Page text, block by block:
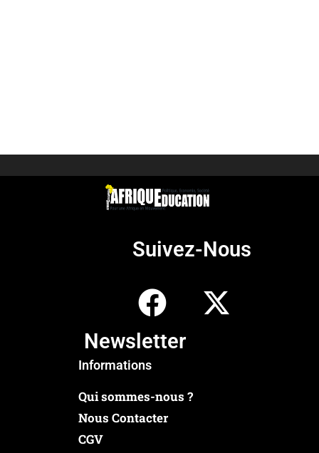
Suivez-Nous
Newsletter
Informations
Qui sommes-nous ?
Nous Contacter
CGV